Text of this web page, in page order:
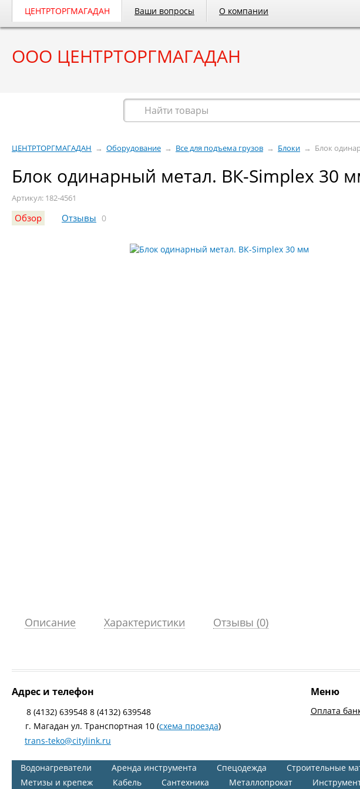
ЦЕНТРТОРГМАГАДАН Ваши вопросы О компании
ООО ЦЕНТРТОРГМАГАДАН
ЦЕНТРТОРГМАГАДАН → Оборудование → Все для подъема грузов → Блоки → Блок
Блок одинарный метал. ВК-Simplex 30
Артикул: 182-4561
Обзор Отзывы 0
Описание Характеристики Отзывы (0)
Адрес и телефон
8 (4132) 639548 8 (4132) 639548
г. Магадан ул. Транспортная 10 (схема проезда)
trans-teko@citylink.ru
Меню
Оплата
Водонагреватели Аренда инструмента Спецодежда Строительные
Метизы и крепеж
Кабель Сантехника Металлопрокат